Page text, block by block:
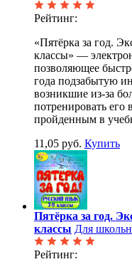
Рейтинг:
«Пятёрка за год.
классы» —
позволяющее
года подзабытую
возникшие из-за
потренировать
пройденным в
11,05 руб. Купить
Пятёрка за год.
классы Для
Рейтинг: